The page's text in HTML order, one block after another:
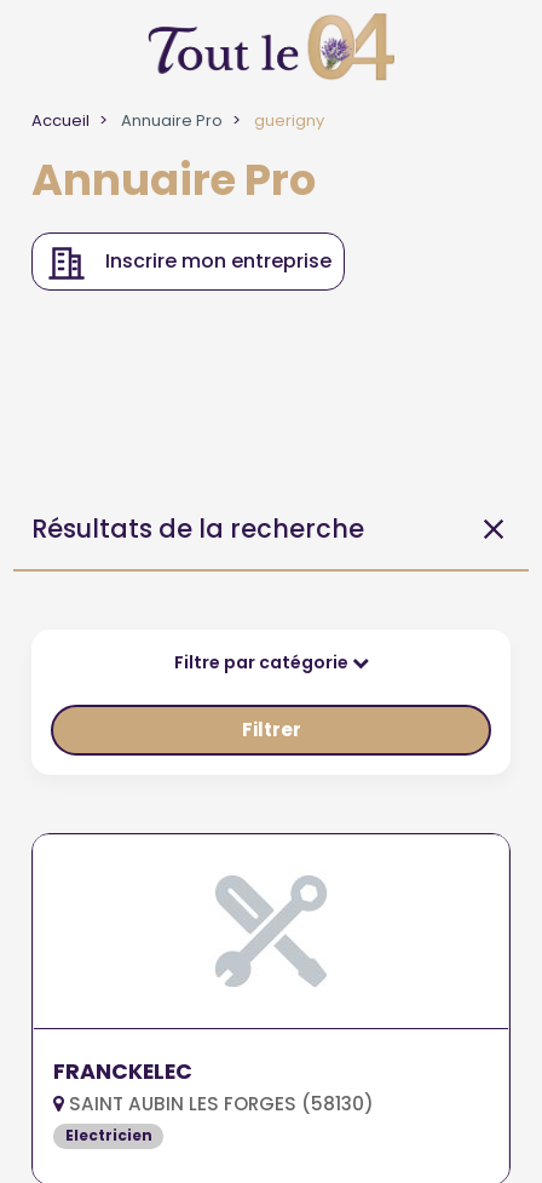
Accueil Annuaire Pro guerigny
Annuaire Pro
Inscrire mon entreprise
Résultats de la recherche
Filtre par catégorie
Filtrer
FRANCKELEC
SAINT AUBIN LES FORGES (58130)
Electricien